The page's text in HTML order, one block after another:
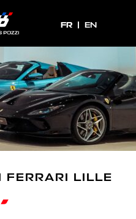
FR
FR EN
FERRARI LILLE